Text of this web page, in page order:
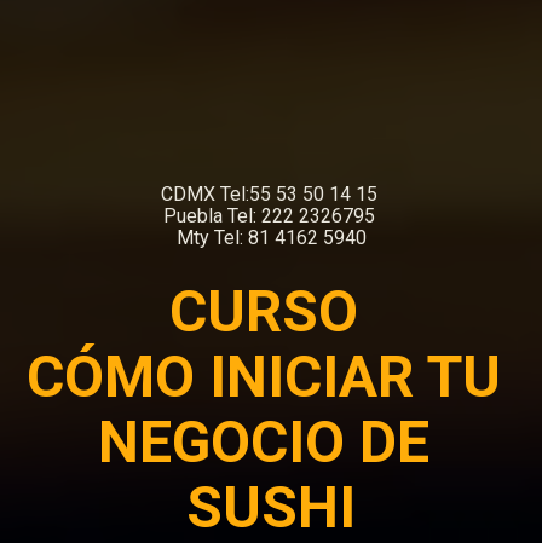
CDMX Tel:55 53 50 14 15
Puebla Tel: 222 2326795
Mty Tel: 81 4162 5940
CURSO
CÓMO INICIAR TU
NEGOCIO DE
SUSHI